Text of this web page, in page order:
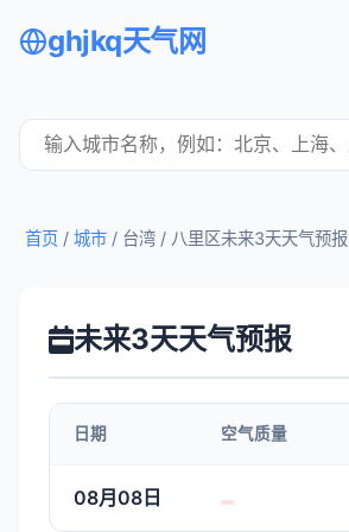
ghjkq天气网
首页 / 城市 / 台湾 / 八里区未来3天天气预报
未来3天天气预报
日期 空气质量
08月08日